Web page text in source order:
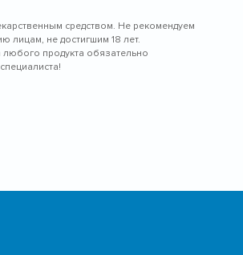
средством. Не рекомендуем
лицам, не достигшим 18 лет.
продукта обязательно